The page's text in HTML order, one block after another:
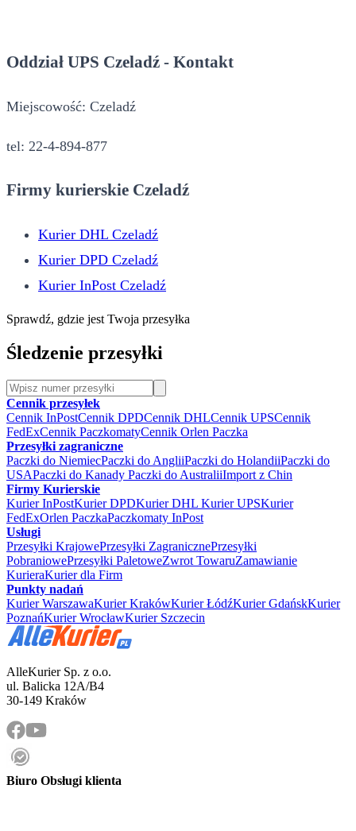
Oddział UPS Czeladź - Kontakt
Miejscowość: Czeladź
tel: 22-4-894-877
Firmy kurierskie Czeladź
Kurier DHL Czeladź
Kurier DPD Czeladź
Kurier InPost Czeladź
Sprawdź, gdzie jest Twoja przesyłka
Śledzenie przesyłki
Cennik przesyłek
Cennik InPostCennik DPDCennik DHLCennik UPSCennik
FedExCennik PaczkomatyCennik Orlen Paczka
Przesyłki zagraniczne
Paczki do NiemiecPaczki do AngliiPaczki do HolandiiPaczki do
USAPaczki do Kanady Paczki do AustraliiImport z Chin
Firmy Kurierskie
Kurier InPostKurier DPDKurier DHL Kurier UPSKurier
FedExOrlen PaczkaPaczkomaty InPost
Usługi
Przesyłki KrajowePrzesyłki ZagranicznePrzesyłki
PobraniowePrzesyłki PaletoweZwrot TowaruZamawianie
KurieraKurier dla Firm
Punkty nadań
Kurier WarszawaKurier KrakówKurier ŁódźKurier GdańskKurier
PoznańKurier WrocławKurier Szczecin
AlleKurier Sp. z o.o.
ul. Balicka 12A/B4
30-149 Kraków
Biuro Obsługi klienta